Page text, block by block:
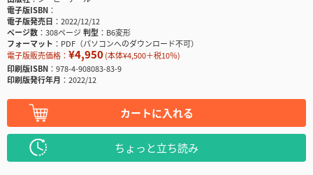
電子版ISBN
電子版発売日
2022/12/12
ページ数
308ページ判型
B6変形
フォーマット
PDF（パソコンへのダウンロード不可）
電子版販売価格： ¥4,950(本体¥4,500＋税10％)
印刷版ISBN
978-4-908083-83-9
印刷版発行年月
2022/12
カートに入れる
ちょっと立ち読み